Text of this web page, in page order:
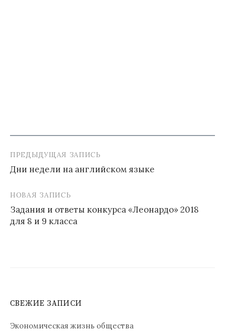
Навигация
по
записям
ПРЕДЫДУЩАЯ ЗАПИСЬ
Дни недели на английском языке
НОВАЯ ЗАПИСЬ
Задания и ответы конкурса «Леонардо» 2018
для 8 и 9 класса
СВЕЖИЕ ЗАПИСИ
Экономическая жизнь общества